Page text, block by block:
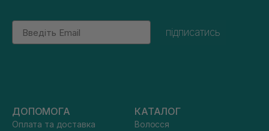
Email
підписатись
ДОПОМОГА
Оплата та доставка
КАТАЛОГ
Волосся